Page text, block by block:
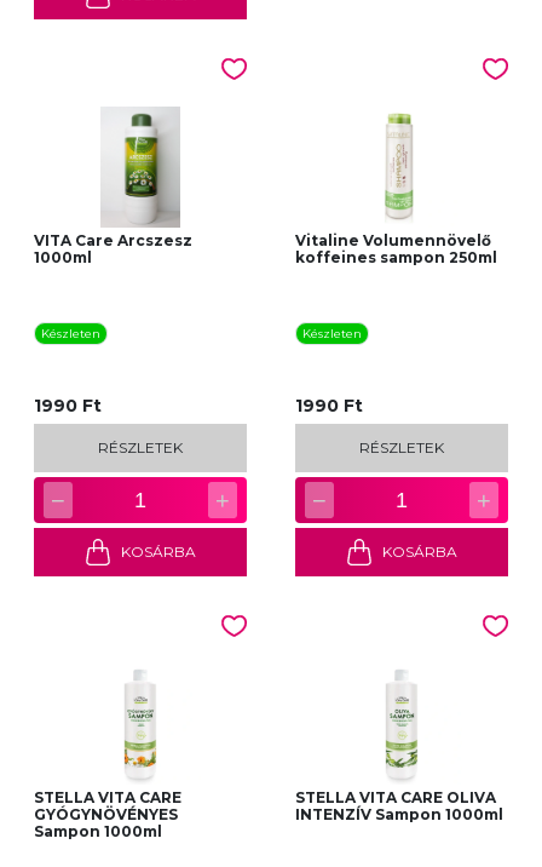
VITA Care Arcszesz
1000ml
Készleten
1990 Ft
RÉSZLETEK
− 1 +
KOSÁRBA
Vitaline Volumennövelő
koffeines sampon 250ml
Készleten
1990 Ft
RÉSZLETEK
− 1 +
KOSÁRBA
STELLA VITA CARE
GYÓGYNÖVÉNYES
Sampon 1000ml
STELLA VITA CARE OLIVA
INTENZÍV Sampon 1000ml